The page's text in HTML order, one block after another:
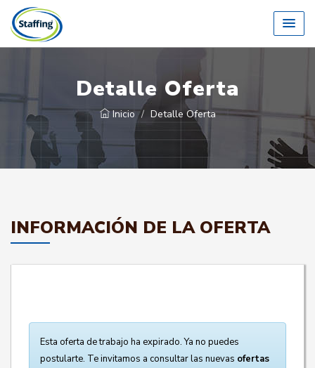
Detalle Oferta
Inicio Detalle Oferta
INFORMACIÓN DE LA OFERTA
Esta oferta de trabajo ha expirado. Ya no puedes
postularte. Te invitamos a consultar las nuevas ofertas